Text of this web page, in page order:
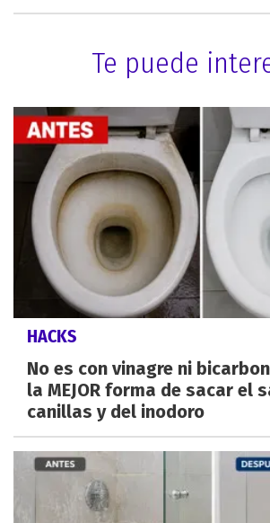
Te puede
HACKS
No es con vinagre ni
la MEJOR forma de sacar el
canillas y del inodoro